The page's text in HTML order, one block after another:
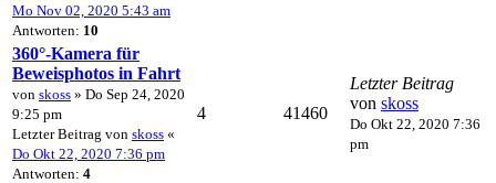
Mo Nov 02, 2020 5:43 am
Antworten: 10
360°-Kamera für
Beweisphotos in Fahrt
von skoss » Do Sep 24, 2020
9:25 pm
Letzter Beitrag von skoss «
Do Okt 22, 2020 7:36 pm
Antworten: 4
4 41460
Letzter Beitrag
von skoss
Do Okt 22, 2020 7:36
pm